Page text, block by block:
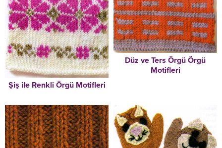
Şiş ile Renkli Örgü Motifleri
Düz ve Ters Örgü Örgü
Motifleri